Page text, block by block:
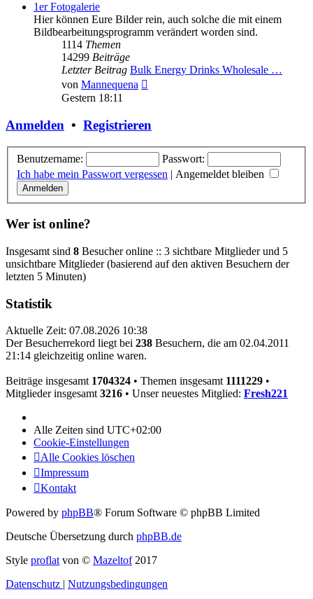
1er Fotogalerie
Hier können Eure Bilder rein, auch solche die mit einem
Bildbearbeitungsprogramm verändert worden sind.
1114 Themen
14299 Beiträge
Letzter Beitrag Bulk Energy Drinks Wholesale …
von Mannequena
Gestern 18:11
Anmelden • Registrieren
Benutzername:
Passwort:
Ich habe mein Passwort vergessen | Angemeldet bleiben
Wer ist online?
Insgesamt sind 8 Besucher online :: 3 sichtbare Mitglieder und 5
unsichtbare Mitglieder (basierend auf den aktiven Besuchern der
letzten 5 Minuten)
Statistik
Aktuelle Zeit: 07.08.2026 10:38
Der Besucherrekord liegt bei 238 Besuchern, die am 02.04.2011
21:14 gleichzeitig online waren.
Beiträge insgesamt 1704324 • Themen insgesamt 1111229 •
Mitglieder insgesamt 3216 • Unser neuestes Mitglied: Fresh221
Alle Zeiten sind UTC+02:00
Cookie-Einstellungen
Alle Cookies löschen
Impressum
Kontakt
Powered by phpBB® Forum Software © phpBB Limited
Deutsche Übersetzung durch phpBB.de
Style proflat von © Mazeltof2017
Datenschutz | Nutzungsbedingungen